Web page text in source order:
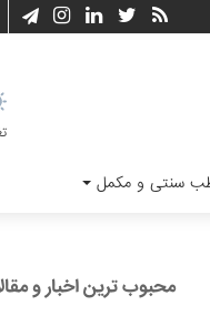
سنتی و مکمل
محبوب ترین اخبار و